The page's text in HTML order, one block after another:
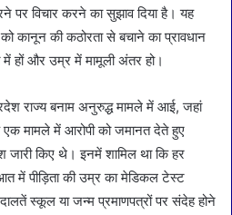
पर विचार करने का सुझाव दिया है। यह
कानून की कठोरता से बचाने का प्रावधान
में हों और उम्र में मामूली अंतर हो।
राज्य बनाम अनुरुद्ध मामले में आई, जहां
एक मामले में आरोपी को जमानत देते हुए
जारी किए थे। इनमें शामिल था कि हर
में पीड़िता की उम्र का मेडिकल टेस्ट
स्कूल या जन्म प्रमाणपत्रों पर संदेह होने